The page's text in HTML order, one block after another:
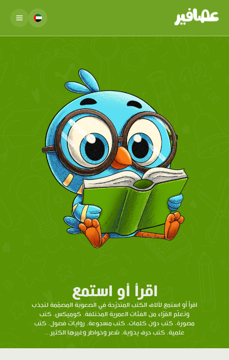
اقرأ أو استمع
اقرأ أو استمع لآلاف الكتب المتدرّحة في الصعوبة المصمّمة لتجذب
وتعلّم القرّاء من الفئات العمرية المختلفة. كوميكس، كتب
مصورة، كتب دون كلمات، كتب مسجوعة، روايات فصول، كتب
علمية، كتب حرف يدوية، شعر وخواطر وغيرها الكثير...